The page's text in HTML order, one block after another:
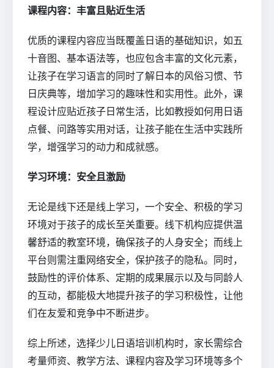
课程内容：丰富且贴近生活
优质的课程内容应当既覆盖日语的基础知识，如五
十音图、基本语法等，也应包含丰富的文化元素，
让孩子在学习语言的同时了解日本的风俗习惯、节
日庆典等，增加学习的趣味性和实用性。此外，课
程设计应贴近孩子日常生活，比如教授如何用日语
点餐、问路等实用对话，让孩子能在生活中实践所
学，增强学习的动力和成就感。
学习环境：安全且激励
无论是线下还是线上学习，一个安全、积极的学习
环境对于孩子的成长至关重要。线下机构应提供温
馨舒适的教室环境，确保孩子的人身安全；而线上
平台则需注重网络安全，保护孩子的隐私。同时，
鼓励性的评价体系、定期的成果展示以及与同龄人
的互动，都能极大地提升孩子的学习积极性，让他
们在友爱和竞争中不断进步。
综上所述，选择少儿日语培训机构时，家长需综合
考量师资、教学方法、课程内容及学习环境等多个